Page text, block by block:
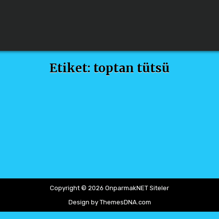
Etiket: toptan tütsü
Copyright © 2026 OnparmakNET Siteler
Design by ThemesDNA.com